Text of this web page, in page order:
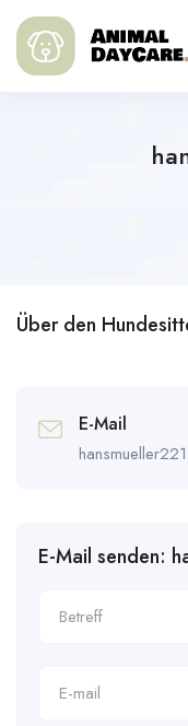
Über den
E-Mail
E-Mail senden: